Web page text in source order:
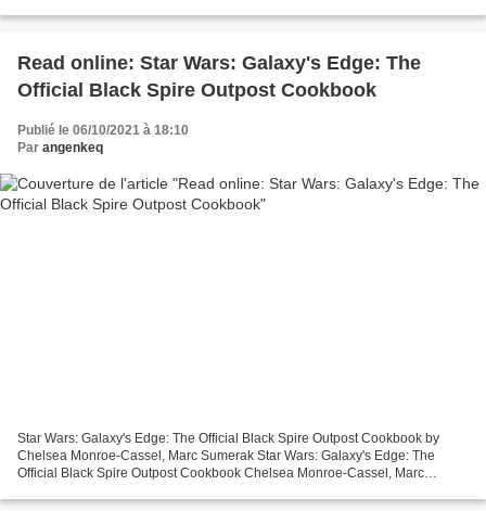
Read online: Star Wars: Galaxy's Edge: The
Official Black Spire Outpost Cookbook
Publié le 06/10/2021 à 18:10
Par angenkeq
Star Wars: Galaxy's Edge: The Official Black Spire Outpost Cookbook by
Chelsea Monroe-Cassel, Marc Sumerak Star Wars: Galaxy's Edge: The
Official Black Spire Outpost Cookbook Chelsea Monroe-Cassel, Marc